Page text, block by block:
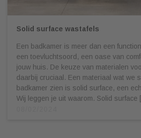
Solid surface wastafels
Een badkamer is meer dan een
een toevluchtsoord, een oase van
jouw huis. De keuze van materialen
daarbij cruciaal. Een materiaal wat we
badkamer zien is solid surface, een
Wij leggen je uit waarom. Solid surface